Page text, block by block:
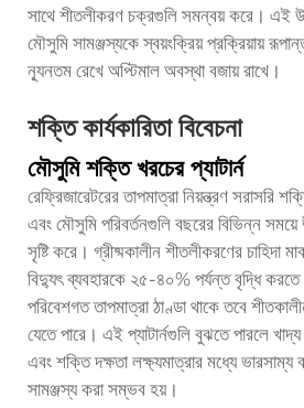
সাথে শীতলীকরণ চক্রগুলি সমন্বয় করে। এই
মৌসুমি সামঞ্জস্যকে স্বয়ংক্রিয় প্রক্রিয়ায়
ন্যূনতম রেখে অপ্টিমাল অবস্থা বজায় রাখে।
শক্তি কার্যকারিতা বিবেচনা
মৌসুমি শক্তি খরচের প্যাটার্ন
রেফ্রিজারেটরের তাপমাত্রা নিয়ন্ত্রণ সরাসরি
এবং মৌসুমি পরিবর্তনগুলি বছরের বিভিন্ন
সৃষ্টি করে। গ্রীষ্মকালীন শীতলীকরণের চাহিদা
বিদ্যুৎ ব্যবহারকে ২৫-৪০% পর্যন্ত বৃদ্ধি করতে
পরিবেশগত তাপমাত্রা ঠাণ্ডা থাকে তবে
যেতে পারে। এই প্যাটার্নগুলি বুঝতে পারলে
এবং শক্তি দক্ষতা লক্ষ্যমাত্রার মধ্যে
সামঞ্জস্য করা সম্ভব হয়।